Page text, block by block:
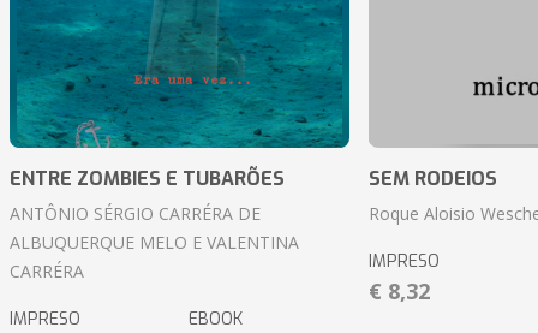
ENTRE ZOMBIES E TUBARÕES
ANTÔNIO SÉRGIO CARRÉRA DE
ALBUQUERQUE MELO E VALENTINA
CARRÉRA
IMPRESO EBOOK
SEM RODEIOS
Roque Aloisio
IMPRESO
€ 8,32